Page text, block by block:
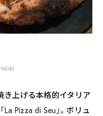
き上げる本格的イタリア
Pizza di Seu」。ボリュ